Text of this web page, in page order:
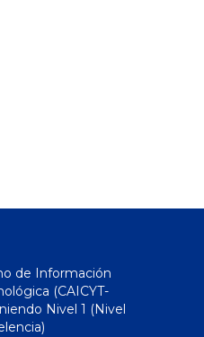
de Información
(CAICYT-
Nivel 1 (Nivel